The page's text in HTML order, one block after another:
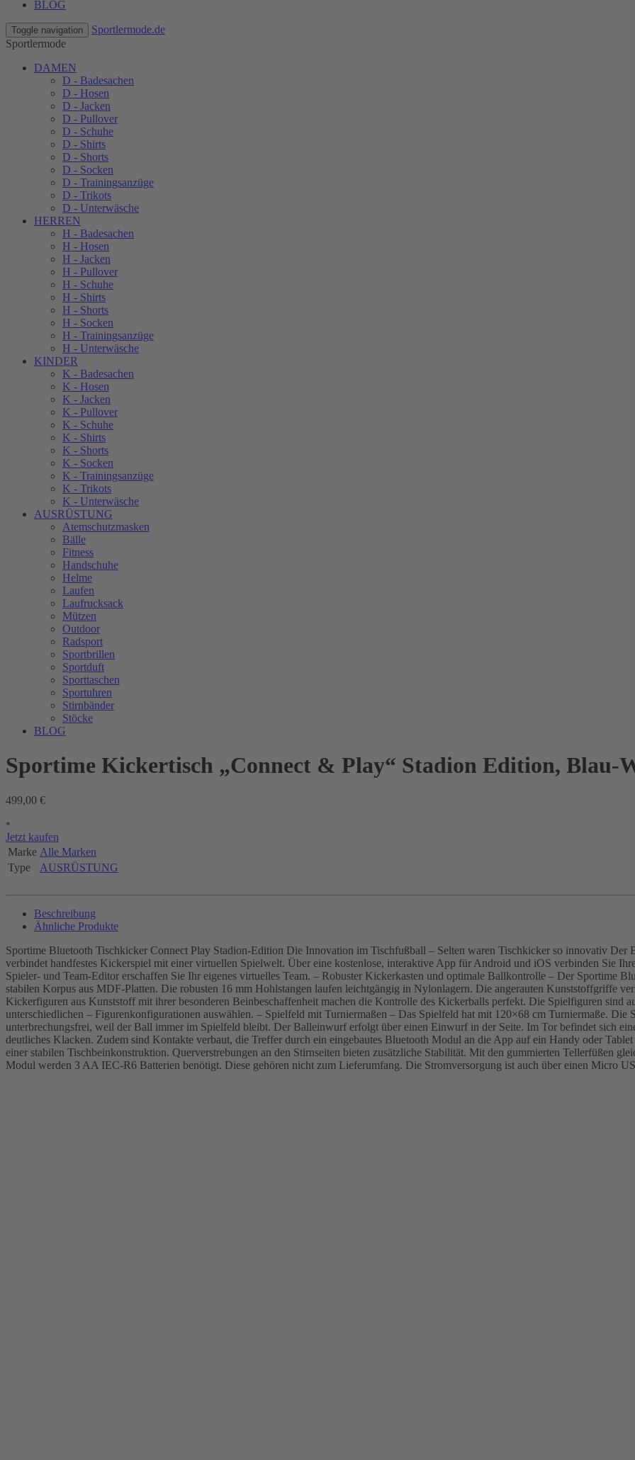
BLOG
Toggle navigation
Sportlermode.de
Sportlermode
DAMEN
D - Badesachen
D - Hosen
D - Jacken
D - Pullover
D - Schuhe
D - Shirts
D - Shorts
D - Socken
D - Trainingsanzüge
D - Trikots
D - Unterwäsche
HERREN
H - Badesachen
H - Hosen
H - Jacken
H - Pullover
H - Schuhe
H - Shirts
H - Shorts
H - Socken
H - Trainingsanzüge
H - Unterwäsche
KINDER
K - Badesachen
K - Hosen
K - Jacken
K - Pullover
K - Schuhe
K - Shirts
K - Shorts
K - Socken
K - Trainingsanzüge
K - Trikots
K - Unterwäsche
AUSRÜSTUNG
Atemschutzmasken
Bälle
Fitness
Handschuhe
Helme
Laufen
Laufrucksack
Mützen
Outdoor
Radsport
Sportbrillen
Sportduft
Sporttaschen
Sportuhren
Stirnbänder
Stöcke
BLOG
Sportime Kickertisch „Connect & Play“ Stadion Edition, Blau-
499,00 €
*
Jetzt kaufen
Marke Alle Marken
Type
AUSRÜSTUNG
Beschreibung
Ähnliche Produkte
Sportime Bluetooth Tischkicker Connect Play Stadion-Edition Die Innovation im Tischfußball – Selten waren Tischkicker so innovativ
verbindet handfestes Kickerspiel mit einer virtuellen Spielwelt. Über eine kostenlose, interaktive App für Android und iOS verbinden Sie
Spieler- und Team-Editor erschaffen Sie Ihr eigenes virtuelles Team. – Robuster Kickerkasten und optimale Ballkontrolle – Der Sportime
stabilen Korpus aus MDF-Platten. Die robusten 16 mm Hohlstangen laufen leichtgängig in Nylonlagern. Die angerauten Kunststoffgriffe
Kickerfiguren aus Kunststoff mit ihrer besonderen Beinbeschaffenheit machen die Kontrolle des Kickerballs perfekt. Die Spielfiguren sind
unterschiedlichen – Figurenkonfigurationen auswählen. – Spielfeld mit Turniermaßen – Das Spielfeld hat mit 120×68 cm Turniermaße. Die
unterbrechungsfrei, weil der Ball immer im Spielfeld bleibt. Der Balleinwurf erfolgt über einen Einwurf in der Seite. Im Tor befindet sich
deutliches Klacken. Zudem sind Kontakte verbaut, die Treffer durch ein eingebautes Bluetooth Modul an die App auf ein Handy oder
einer stabilen Tischbeinkonstruktion. Querverstrebungen an den Stirnseiten bieten zusätzliche Stabilität. Mit den gummierten Tellerfüßen
Modul werden 3 AA IEC-R6 Batterien benötigt. Diese gehören nicht zum Lieferumfang. Die Stromversorgung ist auch über einen Micro